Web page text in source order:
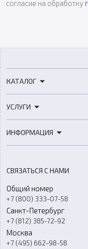
согласие на обработку
КАТАЛОГ
3D-сканеры
Расходные материалы
Оборудование и
Аксессуары и прочее
Программное
УСЛУГИ
3D-моделирование
Ремонт и услуги
ИНФОРМАЦИЯ
О компании
Контакты
Гос. закупки
Стать дилером
Блог
СВЯЗАТЬСЯ С НАМИ
Общий номер
+7 (800) 333-07-58
Санкт-Петербург
+7 (812) 385-72-92
Москва
+7 (495) 662-98-58